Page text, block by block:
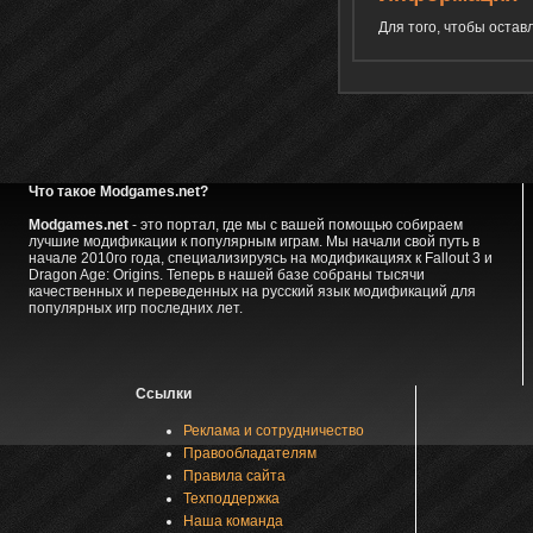
Для того, чтобы
Что такое Modgames.net?
Modgames.net- это портал, где мы с вашей помощью собираем
лучшие модификации к популярным играм. Мы начали свой путь в
начале 2010го года, специализируясь на модификациях к Fallout 3 и
Dragon Age: Origins. Теперь в нашей базе собраны тысячи
качественных и переведенных на русский язык модификаций для
популярных игр последних лет.
Ссылки
Реклама и сотрудничество
Правообладателям
Правила сайта
Техподдержка
Наша команда